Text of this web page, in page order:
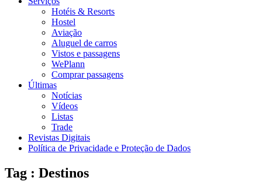
Hotéis & Resorts
Hostel
Aviação
Aluguel de carros
Vistos e passagens
WePlann
Comprar passagens
Últimas
Notícias
Vídeos
Listas
Trade
Revistas Digitais
Política de Privacidade e Proteção de Dados
Tag : Destinos